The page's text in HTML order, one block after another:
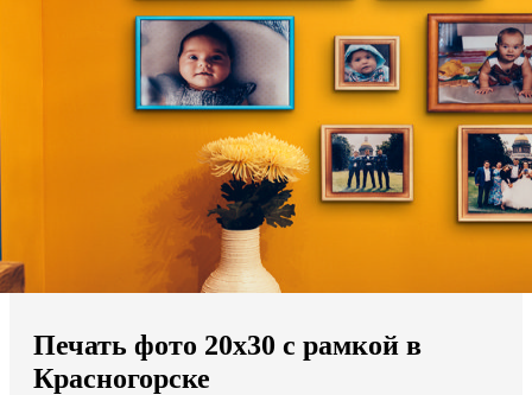
Мы доставляем по всему миру
Продолжить без города
Печать фото 20х30 с рамкой в
Красногорске